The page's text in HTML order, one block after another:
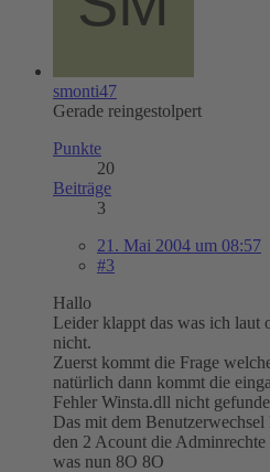
smonti47
Gerade reingestolpert
Punkte
20
Beiträge
3
21. Mai 2004 um 08:57
#3
Hallo
Leider klappt das was ich laut
nicht.
Zuerst kommt die Frage
natürlich dann kommt die
Fehler Winsta.dll nicht
Das mit dem
den 2 Acount die Adminrechte
was nun 8O 8O